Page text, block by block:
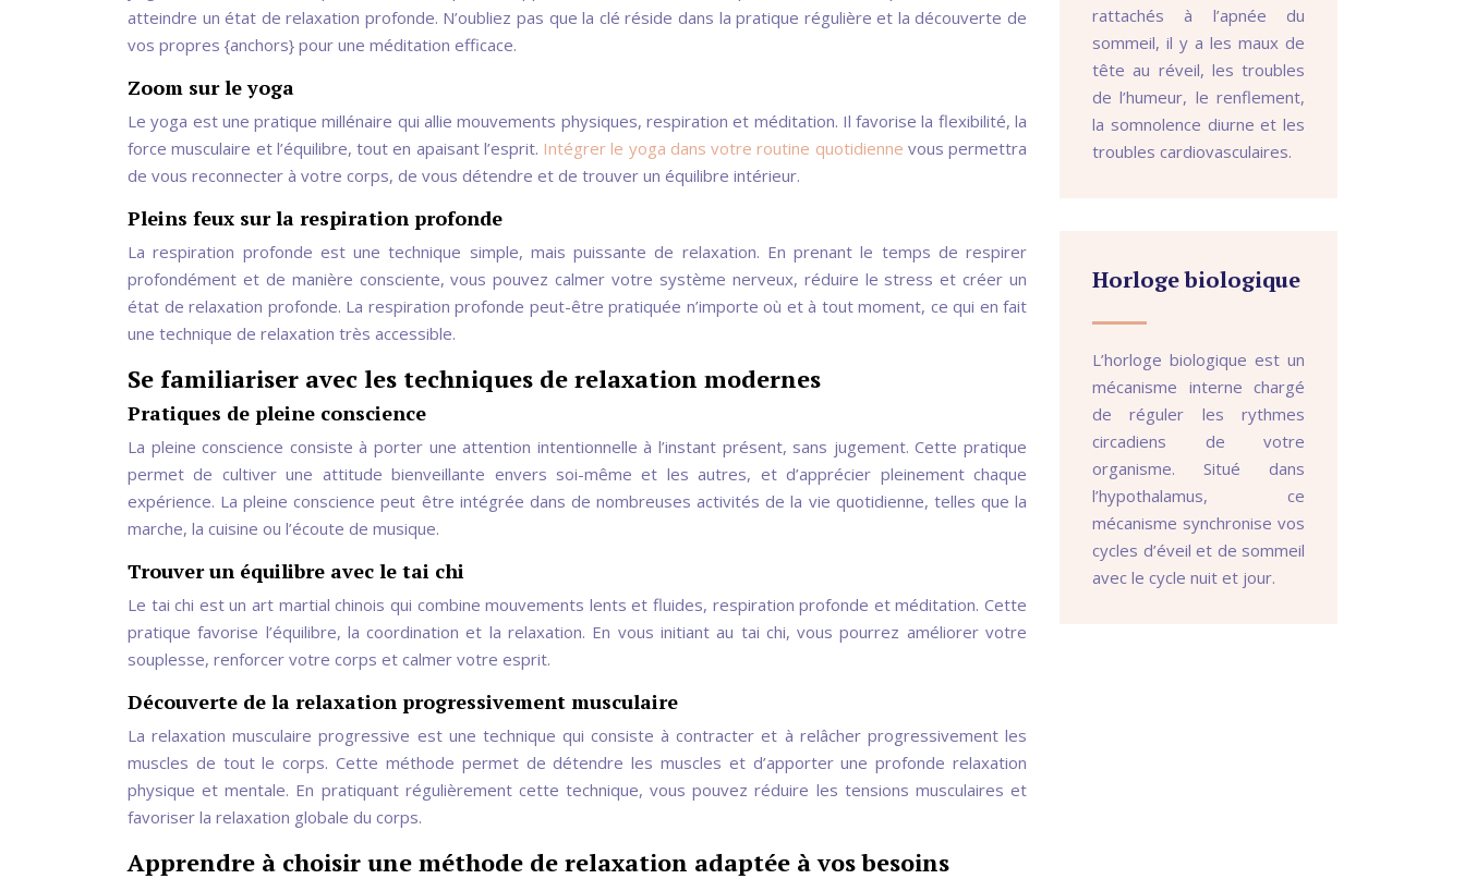
atteindre un état de relaxation profonde. N’oubliez pas que la clé réside dans la pratique régulière et la découverte de
vos propres {anchors} pour une méditation efficace.
Zoom sur le yoga
Le yoga est une pratique millénaire qui allie mouvements physiques, respiration et méditation. Il favorise la flexibilité, la
force musculaire et l’équilibre, tout en apaisant l’esprit. Intégrer le yoga dans votre routine quotidienne vous permettra
de vous reconnecter à votre corps, de vous détendre et de trouver un équilibre intérieur.
Pleins feux sur la respiration profonde
La respiration profonde est une technique simple, mais puissante de relaxation. En prenant le temps de respirer
profondément et de manière consciente, vous pouvez calmer votre système nerveux, réduire le stress et créer un
état de relaxation profonde. La respiration profonde peut-être pratiquée n’importe où et à tout moment, ce qui en fait
une technique de relaxation très accessible.
Se familiariser avec les techniques de relaxation modernes
Pratiques de pleine conscience
La pleine conscience consiste à porter une attention intentionnelle à l’instant présent, sans jugement. Cette pratique
permet de cultiver une attitude bienveillante envers soi-même et les autres, et d’apprécier pleinement chaque
expérience. La pleine conscience peut être intégrée dans de nombreuses activités de la vie quotidienne, telles que la
marche, la cuisine ou l’écoute de musique.
Trouver un équilibre avec le tai chi
Le tai chi est un art martial chinois qui combine mouvements lents et fluides, respiration profonde et méditation. Cette
pratique favorise l’équilibre, la coordination et la relaxation. En vous initiant au tai chi, vous pourrez améliorer votre
souplesse, renforcer votre corps et calmer votre esprit.
Découverte de la relaxation progressivement musculaire
La relaxation musculaire progressive est une technique qui consiste à contracter et à relâcher progressivement les
muscles de tout le corps. Cette méthode permet de détendre les muscles et d’apporter une profonde relaxation
physique et mentale. En pratiquant régulièrement cette technique, vous pouvez réduire les tensions musculaires et
favoriser la relaxation globale du corps.
Apprendre à choisir une méthode de relaxation adaptée à vos besoins
rattachés à l’apnée du
sommeil, il y a les maux de
tête au réveil, les troubles
de l’humeur, le renflement,
la somnolence diurne et les
troubles cardiovasculaires.
Horloge biologique
L’horloge biologique est un
mécanisme interne chargé
de réguler les rythmes
circadiens de votre
organisme. Situé dans
l’hypothalamus, ce
mécanisme synchronise vos
cycles d’éveil et de sommeil
avec le cycle nuit et jour.